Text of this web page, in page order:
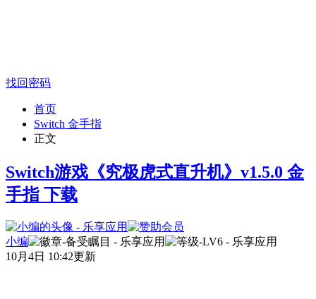
找回密码
首页
Switch 金手指
正文
Switch游戏《究极虎式直升机》v1.5.0 金
手指 下载
小编
10月4日 10:42更新